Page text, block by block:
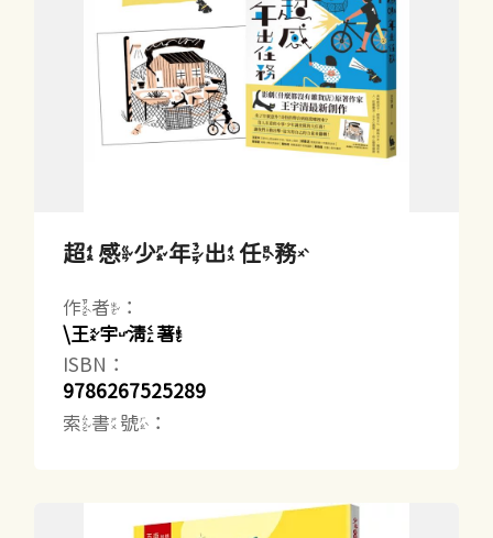
超感少年出任務
作者：
\王宇清著
ISBN：
9786267525289
索書號：